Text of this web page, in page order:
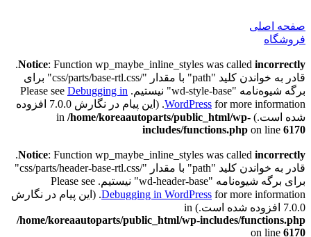
صفحه اصلی
فروشگاه
Notice: Function wp_maybe_inline_styles was called incorrectly
.
قادر به خواندن کلید "path" با مقدار "/css/parts/base-rtl.css" برای
برگه شیوه‌نامه "wd-style-base" نیستیم. Please see
Debugging in
WordPress
for more information. (این پیام در نگارش 7.0.0 افزوده
شده است.) in /home/koreaautoparts/public_html/wp-
includes/functions.php on line 6170
Notice: Function wp_maybe_inline_styles was called incorrectly
.
قادر به خواندن کلید "path" با مقدار "/css/parts/header-base-rtl.css"
برای برگه شیوه‌نامه "wd-header-base" نیستیم. Please see
Debugging in WordPressfor more information. (این پیام در نگارش
7.0.0 افزوده شده است.) in
/home/koreaautoparts/public_html/wp-includes/functions.php
on line 6170